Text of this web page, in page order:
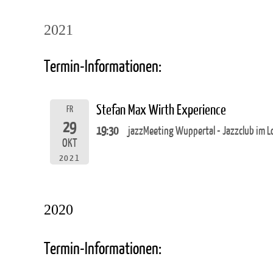
2021
Termin-Informationen:
FR
29
OKT
2021
Stefan Max Wirth Experience
19:30 jazzMeeting Wuppertal - Jazzclub im
2020
Termin-Informationen: